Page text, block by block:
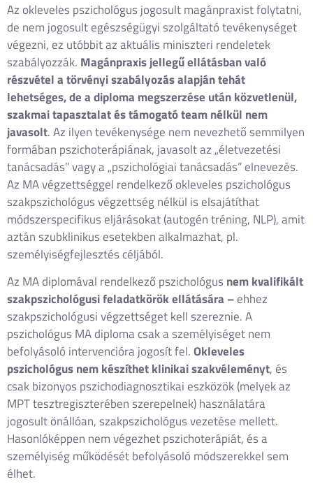
Az okleveles pszichológus jogosult magánpraxist folytatni,
de nem jogosult egészségügyi szolgáltató tevékenységet
végezni, ez utóbbit az aktuális miniszteri rendeletek
szabályozzák. Magánpraxis jellegű ellátásban való
részvétel a törvényi szabályozás alapján tehát
lehetséges, de a diploma megszerzése után közvetlenül,
szakmai tapasztalat és támogató team nélkül nem
javasolt. Az ilyen tevékenysége nem nevezhető semmilyen
formában pszichoterápiának, javasolt az „életvezetési
tanácsadás” vagy a „pszichológiai tanácsadás” elnevezés.
Az MA végzettséggel rendelkező okleveles pszichológus
szakpszichológus végzettség nélkül is elsajátíthat
módszerspecifikus eljárásokat (autogén tréning, NLP), amit
aztán szubklinikus esetekben alkalmazhat, pl.
személyiségfejlesztés céljából.
Az MA diplomával rendelkező pszichológus nem kvalifikált
szakpszichológusi feladatkörök ellátására –ehhez
szakpszichológusi végzettséget kell szereznie. A
pszichológus MA diploma csak a személyiséget nem
befolyásoló intervencióra jogosít fel.Okleveles
pszichológus nem készíthet klinikai szakvéleményt, és
csak bizonyos pszichodiagnosztikai eszközök (melyek az
MPT tesztregiszterében szerepelnek) használatára
jogosult önállóan, szakpszichológus vezetése mellett.
Hasonlóképpen nem végezhet pszichoterápiát, és a
személyiség működését befolyásoló módszerekkel sem
élhet.